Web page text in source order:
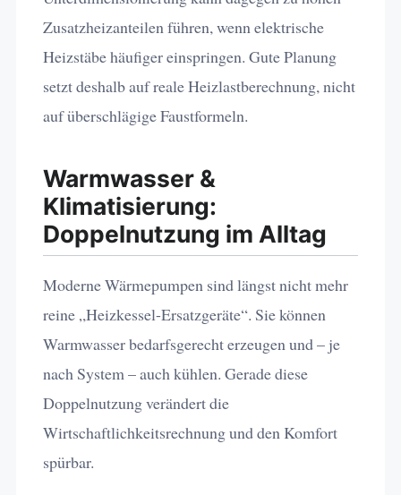
Zusatzheizanteilen führen, wenn elektrische
Heizstäbe häufiger einspringen. Gute Planung
setzt deshalb auf reale Heizlastberechnung, nicht
auf überschlägige Faustformeln.
Warmwasser &
Klimatisierung:
Doppelnutzung im Alltag
Moderne Wärmepumpen sind längst nicht mehr
reine „Heizkessel-Ersatzgeräte“. Sie können
Warmwasser bedarfsgerecht erzeugen und – je
nach System – auch kühlen. Gerade diese
Doppelnutzung verändert die
Wirtschaftlichkeitsrechnung und den Komfort
spürbar.